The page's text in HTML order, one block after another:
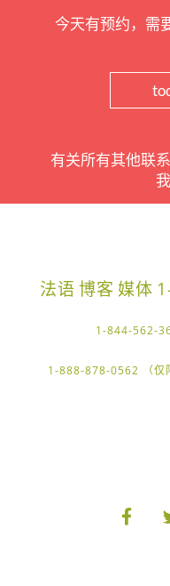
今天有预约，需
有关所有其他联
法语博客 媒体
1-844-562-
1-888-878-0562 （仅